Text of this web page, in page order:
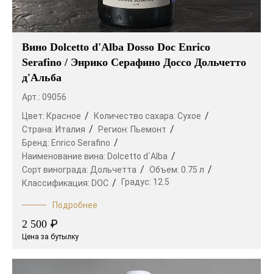
Вино Dolcetto d'Alba Dosso Doc Enrico
Serafino / Энрико Серафино Доссо Дольчетто
д'Альба
Арт.: 09056
Цвет: Красное Количество сахара: Сухое
Страна: Италия Регион: Пьемонт
Бренд: Enrico Serafino
Наименование вина: Dolcetto d`Alba
Сорт винограда: Дольчетта Объем: 0.75 л
Классификация: DOC Градус: 12.5
Подробнее
2 500 ₽
Цена за бутылку